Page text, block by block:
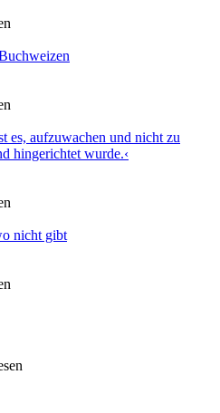
es, aufzuwachen und nicht zu
hingerichtet wurde.‹
nicht gibt